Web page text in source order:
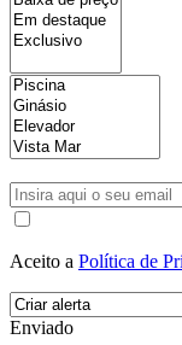
Aceito a Política de
Enviado